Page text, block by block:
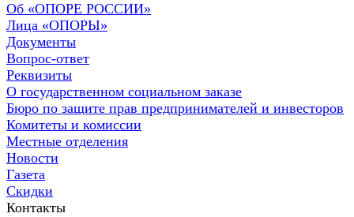
Об «ОПОРЕ РОССИИ»
Лица «ОПОРЫ»
Документы
Вопрос-ответ
Реквизиты
О государственном социальном заказе
Бюро по защите прав предпринимателей и инвесторов
Комитеты и комиссии
Местные отделения
Новости
Газета
Скидки
Контакты